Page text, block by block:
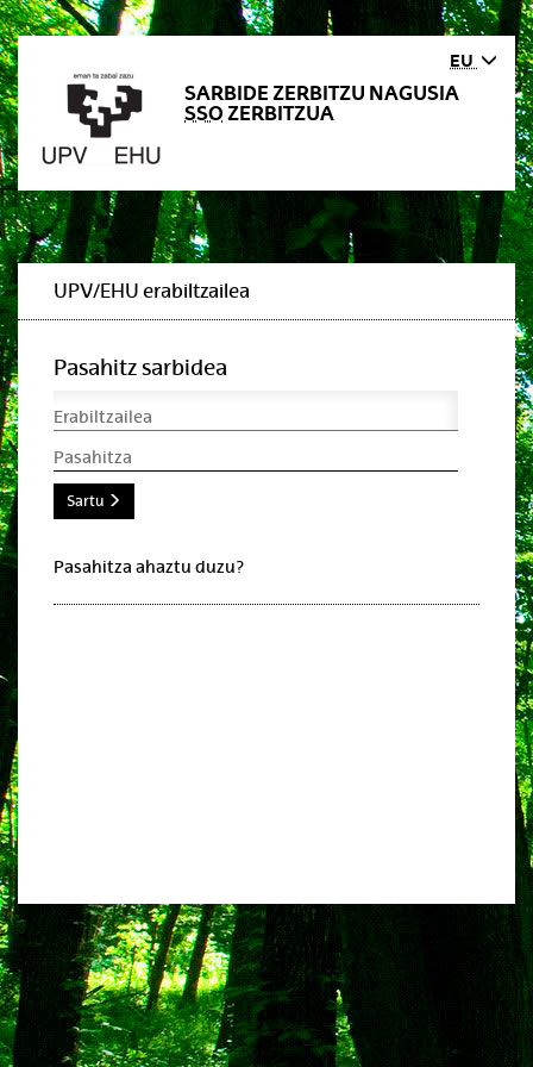
EU
SARBIDE ZERBITZU NAGUSIA
SSO ZERBITZUA
UPV/EHU erabiltzailea
Pasahitz sarbidea
Sartu
Pasahitza ahaztu duzu?